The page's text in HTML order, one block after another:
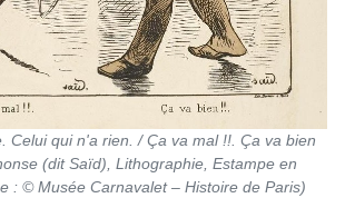
Celui qui n'a rien. / Ça va mal !!. Ça va bien
(dit Saïd), Lithographie, Estampe en
: © Musée Carnavalet – Histoire de Paris)